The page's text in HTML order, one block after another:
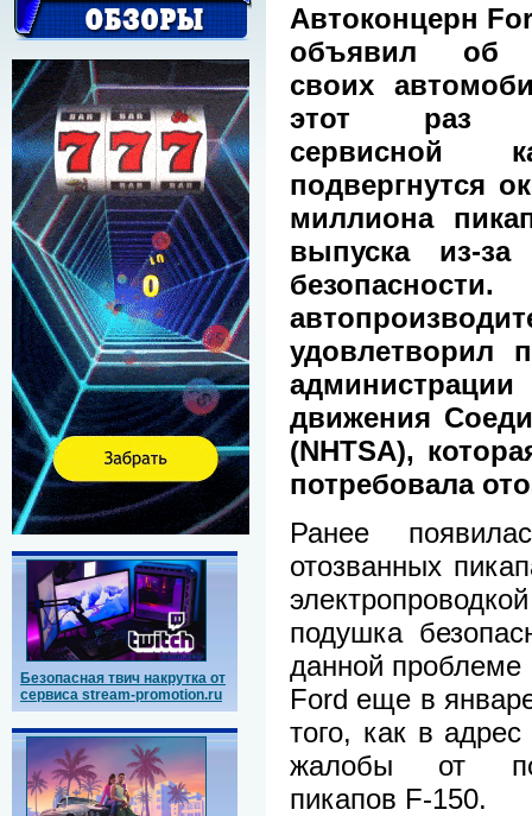
Безопасная твич накрутка от
сервиса stream-promotion.ru
Автоконцерн
объявил об
своих
этот раз
сервисной
подвергнутся
миллиона
выпуска из-
удовлетворил
администрации
движения
(NHTSA),
потребовала
Ранее
отозванных
подушка
данной
Ford еще в
того, как в
жалобы от
пикапов F-150.